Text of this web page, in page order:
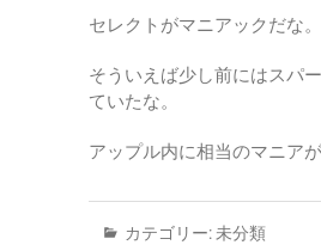
セレクトがマニアックだな。
そういえば少し前にはスパ
ていたな。
アップル内に相当のマニア
カテゴリー: 未分類